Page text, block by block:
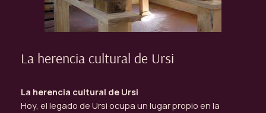
La herencia cultural de Ursi
La herencia cultural de Ursi
Hoy, el legado de Ursi ocupa un lugar propio en la